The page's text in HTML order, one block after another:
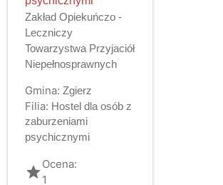
Zakład Opiekuńczo -
Leczniczy
Towarzystwa Przyjaciół
Niepełnosprawnych
Gmina: Zgierz
Filia: Hostel dla osób z
zaburzeniami
psychicznymi
gradeOcena:
1